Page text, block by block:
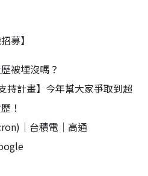
募】
被埋沒嗎？
持計畫】今年幫大家爭取到超
！
｜台積電｜高通